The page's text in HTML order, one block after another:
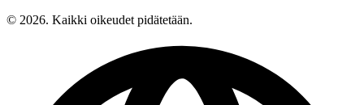
© 2026. Kaikki oikeudet pidätetään.